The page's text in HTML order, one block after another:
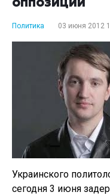
оппозиции
Политика 03 июня 2012
Украинского
сегодня 3 июня